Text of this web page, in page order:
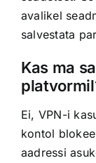
avalikel
salvestata
Kas ma
Ei, VPN-i
kontol
aadressi